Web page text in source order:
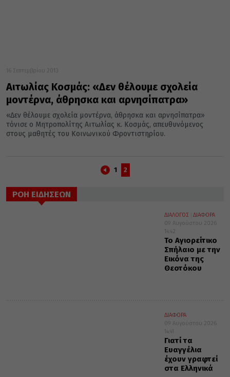
16 Σεπτεμβρίου 2013
Αιτωλίας Κοσμάς: «Δεν θέλουμε σχολεία
μοντέρνα, άθρησκα και αρνησίπατρα»
«Δεν θέλουμε σχολεία μοντέρνα, άθρησκα και αρνησίπατρα»
τόνισε ο Μητροπολίτης Αιτωλίας κ. Κοσμάς, απευθυνόμενος
στους μαθητές του Κοινωνικού Φροντιστηρίου.
1 2
ΡΟΗ ΕΙΔΗΣΕΩΝ
ΔΙΑΛΟΓΟΣ
ΔΙΑΦΟΡΑ
09 Αυγούστου 2026
14:42
Το Αγιορείτικο
Σπήλαιο με την
Εικόνα της
Θεοτόκου
ΔΙΑΦΟΡΑ
09 Αυγούστου 2026
14:41
Γιατί τα
Ευαγγέλια
έχουν γραφτεί
στα Ελληνικά